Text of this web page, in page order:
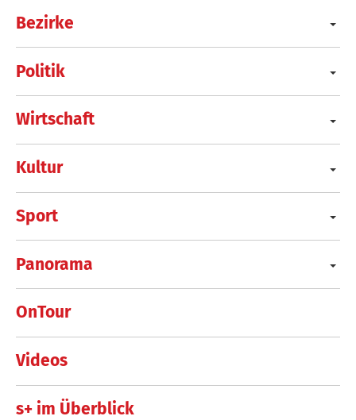
Bezirke
Politik
Wirtschaft
Kultur
Sport
Panorama
OnTour
Videos
s+ im Überblick